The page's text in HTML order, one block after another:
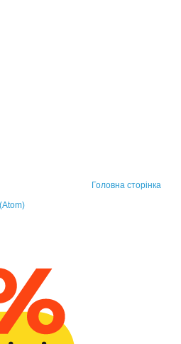
Головна сторінка